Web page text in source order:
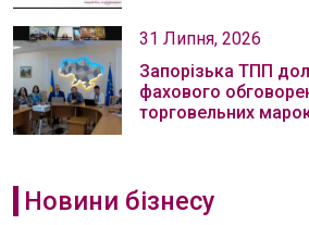
31 Липня, 2026
Запорізька ТПП
фахового
торговельних
Новини бізнесу